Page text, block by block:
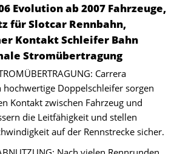
Evolution ab 2007 Fahrzeuge,
für Slotcar Rennbahn,
Kontakt Schleifer Bahn
Stromübertragung
Carrera
Doppelschleifer sorgen
Kontakt zwischen Fahrzeug und
die Leitfähigkeit und stellen
auf der Rennstrecke sicher.